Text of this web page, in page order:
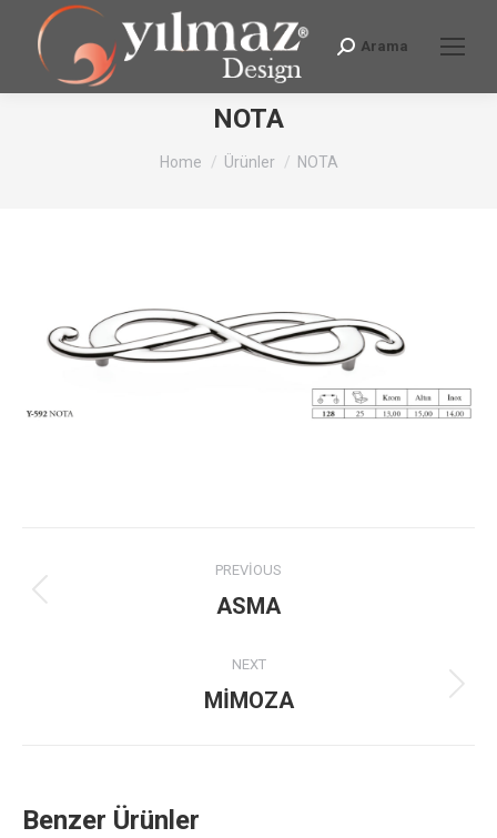
Search:
Arama
NOTA
You are here:
Home Ürünler NOTA
navigation
PREVIOUS
Previous
ASMA
NEXT
Next
MİMOZA
Benzer Ürünler